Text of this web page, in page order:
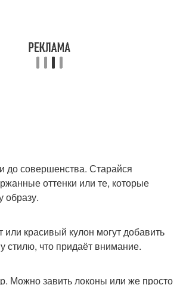
до совершенства. Старайся
оттенки или те, которые
образу.
красивый кулон могут добавить
стилю, что придаёт внимание.
Можно завить локоны или же просто